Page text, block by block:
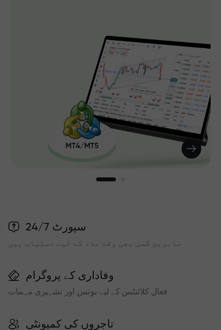
سپورٹ 24/7
ماہرین کسی بھی وقت مدد کے لیے دستیاب ہیں
وفاداری کے پروگرام
فعال کلائنٹس کے لیے بونس اور تشہیری مہمات
تاجروں کی کمیونٹی